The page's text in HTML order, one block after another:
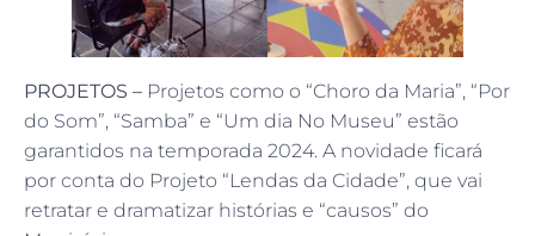
PROJETOS – Projetos como o “Choro da Maria”, “Por
do Som”, “Samba” e “Um dia No Museu” estão
garantidos na temporada 2024. A novidade ficará
por conta do Projeto “Lendas da Cidade”, que vai
retratar e dramatizar histórias e “causos” do